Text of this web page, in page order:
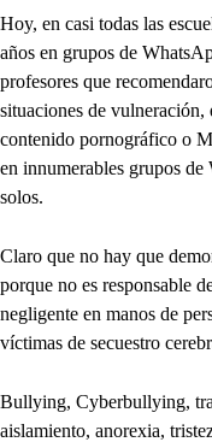
Hoy, en casi todas las
años en grupos de
profesores que
situaciones de
contenido pornográfico o
en innumerables grupos
solos.
Claro que no hay que
porque no es responsable
negligente en manos de
víctimas de secuestro
Bullying, Cyberbullying,
aislamiento, anorexia,